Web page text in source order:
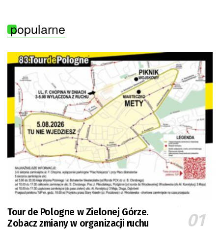
popularne
Tour de Pologne w Zielonej Górze.
Zobacz zmiany w organizacji ruchu